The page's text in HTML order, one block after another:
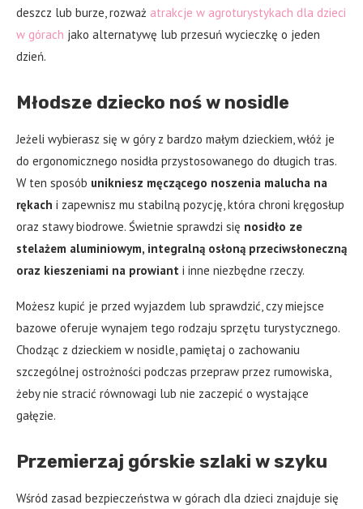
deszcz lub burze, rozważ atrakcje w agroturystykach dla dzieci
w górach jako alternatywę lub przesuń wycieczkę o jeden
dzień.
Młodsze dziecko noś w nosidle
Jeżeli wybierasz się w góry z bardzo małym dzieckiem, włóż je
do ergonomicznego nosidła przystosowanego do długich tras.
W ten sposób unikniesz męczącego noszenia malucha na
rękach i zapewnisz mu stabilną pozycję, która chroni kręgosłup
oraz stawy biodrowe. Świetnie sprawdzi się nosidło ze
stelażem aluminiowym, integralną osłoną przeciwsłoneczną
oraz kieszeniami na prowiant i inne niezbędne rzeczy.
Możesz kupić je przed wyjazdem lub sprawdzić, czy miejsce
bazowe oferuje wynajem tego rodzaju sprzętu turystycznego.
Chodząc z dzieckiem w nosidle, pamiętaj o zachowaniu
szczególnej ostrożności podczas przepraw przez rumowiska,
żeby nie stracić równowagi lub nie zaczepić o wystające
gałęzie.
Przemierzaj górskie szlaki w szyku
Wśród zasad bezpieczeństwa w górach dla dzieci znajduje się